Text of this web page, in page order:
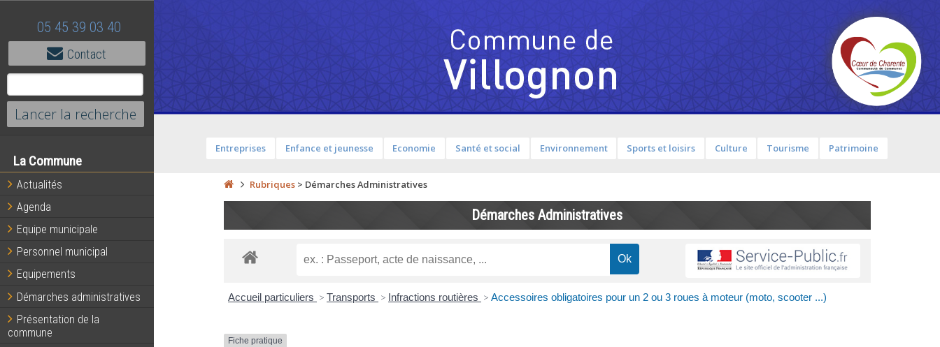
05 45 39 03 40
Contact
La Commune
Actualités
Agenda
Equipe municipale
Personnel municipal
Equipements
Démarches administratives
Présentation de la
commune
Entreprises Enfance et jeunesse Economie Santé et social Environnement Sports et loisirs Culture Tourisme Patrimoine
Rubriques> Démarches Administratives
Démarches Administratives
Accueil particuliers > Transports > Infractions routières > Accessoires obligatoires pour un 2 ou 3 roues à moteur (moto, scooter ...)
Fiche pratique